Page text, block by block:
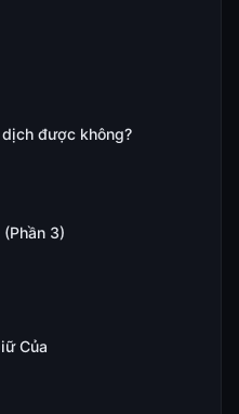
được không?
3)
Của